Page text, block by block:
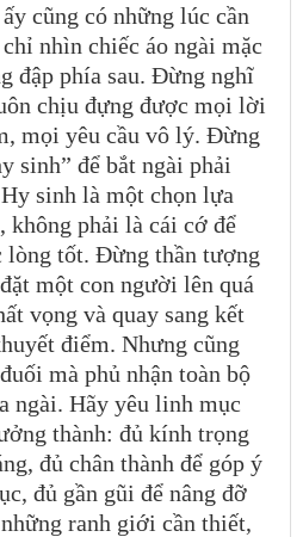
cũng có những lúc cần
nhìn chiếc áo ngài mặc
đập phía sau. Đừng nghĩ
chịu đựng được mọi lời
mọi yêu cầu vô lý. Đừng
sinh” để bắt ngài phải
sinh là một chọn lựa
không phải là cái cớ để
lòng tốt. Đừng thần tượng
một con người lên quá
vọng và quay sang kết
điểm. Nhưng cũng
mà phủ nhận toàn bộ
ngài. Hãy yêu linh mục
thành: đủ kính trọng
đủ chân thành để góp ý
đủ gần gũi để nâng đỡ
ranh giới cần thiết,